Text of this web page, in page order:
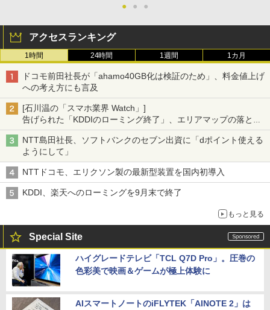
● ● ●
アクセスランキング
1時間 24時間 1週間 1カ月
ドコモ前田社長が「ahamo40GB化は検証のため」、料金値上げ
への考え方にも言及
[石川温の「スマホ業界 Watch」]
告げられた「KDDIのローミング終了」、エリアマップの落とし
穴と楽天モバイルの課題
NTT島田社長、ソフトバンクのセブン出資に「dポイント使える
ようにして」
NTTドコモ、エリクソン製の最新型装置を国内初導入
KDDI、楽天へのローミングを9月末で終了
もっと見る
Special Site
ハイグレードテレビ「TCL Q7D Pro」。圧巻の
色彩美で映画＆ゲームが極上体験に
AIスマートノートのiFLYTEK「AINOTE 2」は